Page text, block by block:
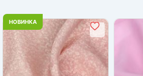
НОВИНКА